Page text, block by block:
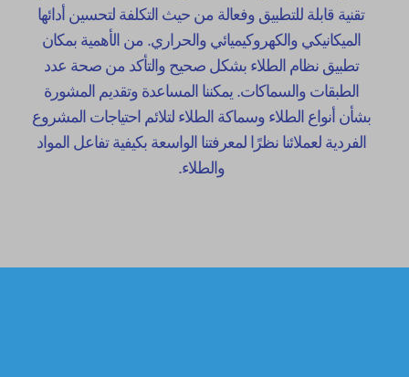
تقنية قابلة للتطبيق وفعالة من حيث التكلفة لتحسين أدائها
الميكانيكي والكهروكيميائي والحراري. من الأهمية بمكان
تطبيق نظام الطلاء بشكل صحيح والتأكد من صحة عدد
الطبقات والسماكات. يمكننا المساعدة وتقديم المشورة
بشأن أنواع الطلاء وسماكة الطلاء لتلائم احتياجات المشروع
الفردية لعملائنا نظرًا لمعرفتنا الواسعة بكيفية تفاعل المواد
والطلاء.